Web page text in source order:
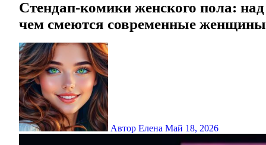
Стендап-комики женского пола: над
чем смеются современные женщины
Автор Елена Май 18, 2026